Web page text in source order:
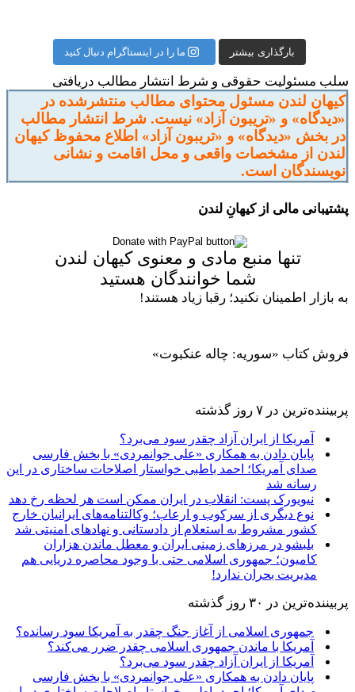
بارگذاری بیشتر ما را در اینستاگرام دنبال کنید
سلب مسئولیت حقوقی و شرط انتشار مطالب دریافتی
کیهان لندن مسئول محتوای مطالب منتشرشده در
«دیدگاه» و «تریبون آزاد» نیست. شرط انتشار مطالب
در بخش «دیدگاه» و «تریبون آزاد» اطلاع محفوظ کیهان
لندن از مشخصات واقعی و محل اقامت و نشانی
نویسندگان است.
پشتیبانی مالی از کیهانِ لندن
تنها منبع مادی و معنوی کیهان لندن
شما خوانندگان هستید
به بازار اطمینان نکنید؛ رقبا زیاد هستند!
فروش کتاب «سوریه: چاله عنکبوت»
پربیننده‌ترین‌ در ۷ روز گذشته
آمریکا از ایران آزاد چقدر سود می‌برد؟
پایان دادن به همکاری «علی جوانمردی» با بخش فارسی
صدای آمریکا؛ احمد باطبی خواستار اصلاحات ساختاری در این
رسانه شد
نیویورک پست: انقلاب در ایران ممکن است هر لحظه رخ دهد
نوع دیگری از سرکوب و ارعاب؛ وکالتنامه‌های ایرانیان خارج
کشور مشروط به استعلام از دادستانی و نهادهای امنیتی شد
بلبشو در مرزهای زمینی ایران و معطل ماندن هزاران
کامیون؛ جمهوری اسلامی حتی با وجود محاصره دریایی هم
مدیریت بحران ندارد!
پربیننده‌ترین‌ در ۳۰ روز گذشته
جمهوری اسلامی از آغاز جنگ چقدر به آمریکا سود رسانده؟
آمریکا با ماندن جمهوری اسلامی چقدر ضرر می‌کند؟
آمریکا از ایران آزاد چقدر سود می‌برد؟
پایان دادن به همکاری «علی جوانمردی» با بخش فارسی